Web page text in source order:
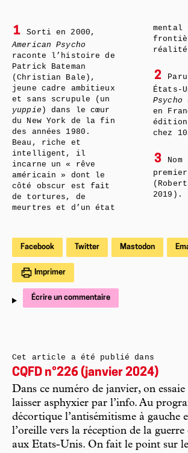
1
Sorti en 2000,
American Psycho
raconte l’histoire de
Patrick Bateman
(Christian Bale),
jeune cadre ambitieux
et sans scrupule (un
yuppie ) dans le cœur
du New York de la fin
des années 1980.
Beau, riche et
intelligent, il
incarne un « rêve
américain » dont le
côté obscur est fait
de tortures, de
meurtres et d’un état
2
États-
Psycho
en
chez
3
2019).
Facebook Twitter Mastodon
Imprimer
Écrire un commentaire
Cet article a été publié dans
CQFD n°226 (janvier 2024)
Dans ce numéro de janvier, on essaie
laisser asphyxier par l’info. Au
décortique l’antisémitisme à gauche
l’oreille vers la réception de la guerre
aux Etats-Unis. On fait le point sur